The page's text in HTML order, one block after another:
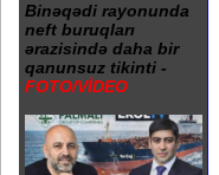
Binəqədi rayonunda
neft buruqları
ərazisində daha bir
qanunsuz tikinti -
FOTO/VİDEO